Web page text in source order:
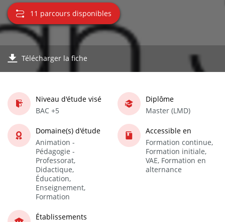
11 parcours disponibles
Télécharger la fiche
Niveau d'étude visé
BAC +5
Diplôme
Master (LMD)
Domaine(s) d'étude
Animation -
Pédagogie -
Professorat,
Didactique,
Éducation,
Enseignement,
Formation
Accessible en
Formation continue,
Formation initiale,
VAE, Formation en
alternance
Établissements